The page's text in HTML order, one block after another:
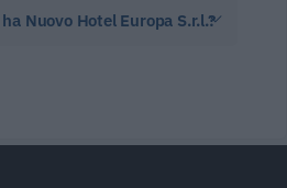
Nuovo Hotel Europa S.r.l.?